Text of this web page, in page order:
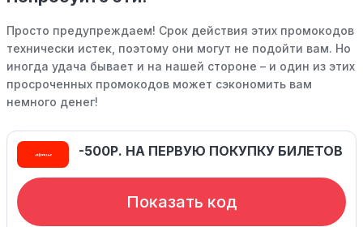
Просто предупреждаем! Срок действия этих промокодов
технически истек, поэтому они могут не подойти вам. Но
иногда удача бывает и на нашей стороне – и один из этих
просроченных промокодов может сэкономить вам
немного денег!
-500Р. НА ПЕРВУЮ ПОКУПКУ БИЛЕТОВ
Показать код